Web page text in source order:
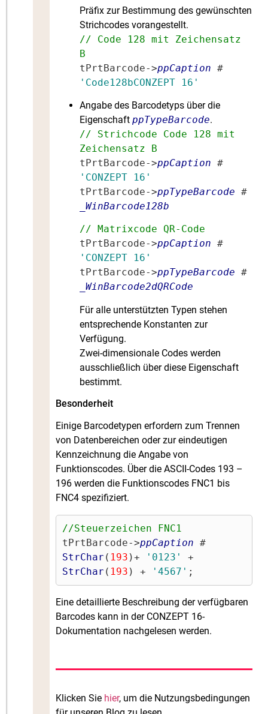
Präfix zur Bestimmung des gewünschten
Strichcodes vorangestellt.
// Code 128 mit Zeichensatz
B
tPrtBarcode->ppCaption #
'Code128bCONZEPT 16'
Angabe des Barcodetyps über die
EigenschaftppTypeBarcode.
// Strichcode Code 128 mit
Zeichensatz B
tPrtBarcode->ppCaption #
'CONZEPT 16'
tPrtBarcode->ppTypeBarcode #
_WinBarcode128b
// Matrixcode QR-Code
tPrtBarcode->ppCaption #
'CONZEPT 16'
tPrtBarcode->ppTypeBarcode #
_WinBarcode2dQRCode
Für alle unterstützten Typen stehen
entsprechende Konstanten zur
Verfügung.
Zwei-dimensionale Codes werden
ausschließlich über diese Eigenschaft
bestimmt.
Besonderheit
Einige Barcodetypen erfordern zum Trennen
von Datenbereichen oder zur eindeutigen
Kennzeichnung die Angabe von
Funktionscodes. Über die ASCII-Codes 193 –
196 werden die Funktionscodes FNC1 bis
FNC4 spezifiziert.
//Steuerzeichen FNC1
tPrtBarcode->ppCaption
StrChar ( 193 )+ '0123'
StrChar ( 193 ) + '4567'
Eine detaillierte Beschreibung der verfügbaren
Barcodes kann in der CONZEPT 16-
Dokumentation nachgelesen werden.
Klicken Sie hier, um die Nutzungsbedingungen